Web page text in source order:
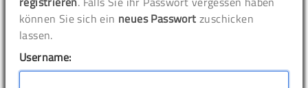
können Sie sich ein neues Passwort zuschicken
lassen.
Username: